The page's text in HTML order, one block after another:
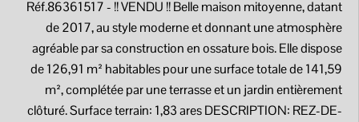
Réf.86361517- !! VENDU !! Belle maison mitoyenne, datant
de 2017, au style moderne et donnant une atmosphère
agréable par sa construction en ossature bois. Elle dispose
de 126,91 m² habitables pour une surface totale de 141,59
m², complétée par une terrasse et un jardin entièrement
clôturé. Surface terrain: 1,83 ares DESCRIPTION: REZ-DE-